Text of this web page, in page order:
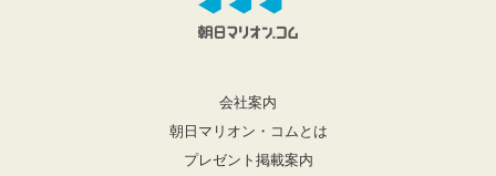
会社案内
朝日マリオン・コムとは
プレゼント掲載案内